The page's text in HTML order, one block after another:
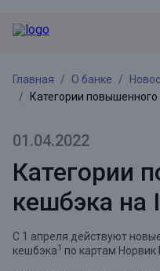
Главная О банке
Категории повышенного
01.04.2022
Категории
кешбэка на
С 1 апреля действуют
кешбэка1 по картам Норвик